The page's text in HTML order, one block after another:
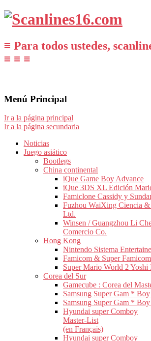
≡ Para todos ustedes,
≡ ≡ ≡
Menú Principal
Ir a la página principal
Ir a la página secundaria
Noticias
Juego asiático
Bootlegs
China continental
iQue Game Boy Advance
iQue 3DS XL Edición
Famiclone Cassidy y
Fuzhou WaiXing Ciencia
Ltd.
Winsen / Guangzhou Li
Comercio Co.
Hong Kong
Nintendo Sistema
Famicom & Super Famicom
Super Mario World 2 Yoshi
Corea del Sur
Gamecube : Corea del
Samsung Super Gam *
Samsung Super Gam *
Hyundai super Comboy
Master-List
(en Français)
Hyundai super Comboy